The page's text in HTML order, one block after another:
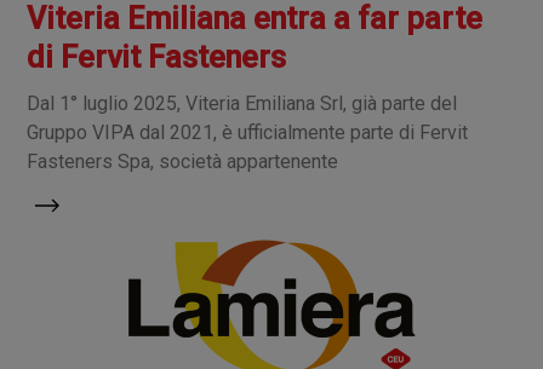
Viteria Emiliana entra a far parte
di Fervit Fasteners
Dal 1° luglio 2025, Viteria Emiliana Srl, già parte del
Gruppo VIPA dal 2021, è ufficialmente parte di Fervit
Fasteners Spa, società appartenente